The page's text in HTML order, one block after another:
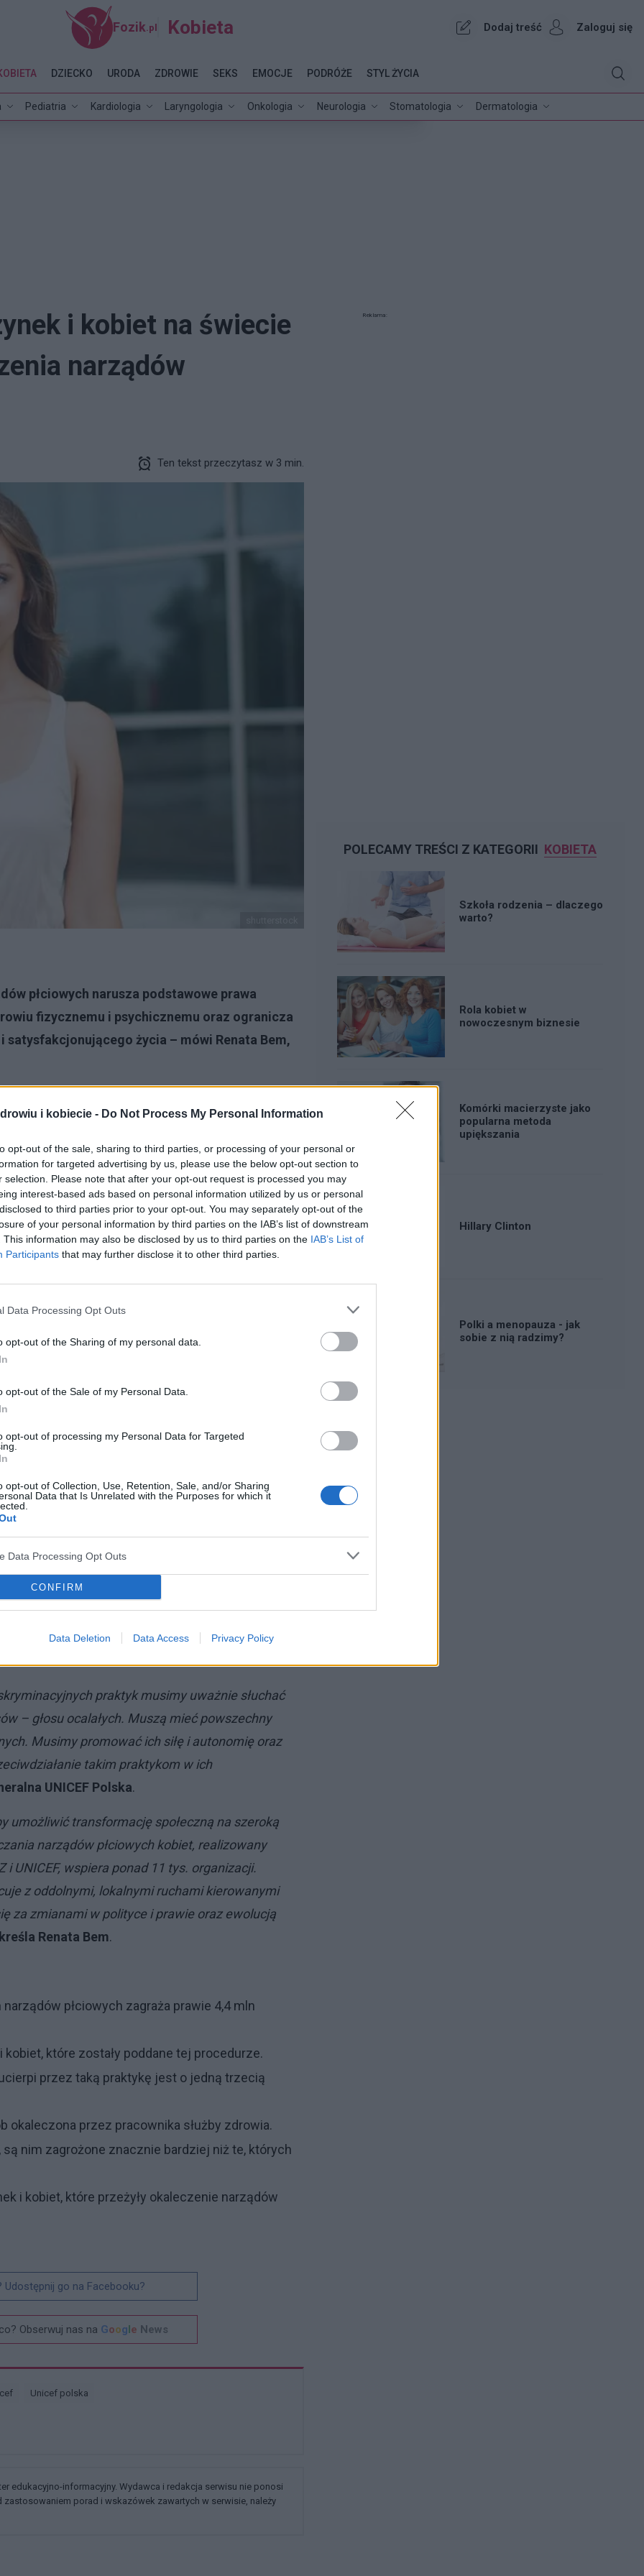
i kobiecie - Do Not Process My Personal Information
opt-out of the sale, sharing to third parties, or processing of your personal or
for targeted advertising by us, please use the below opt-out section to
selection. Please note that after your opt-out request is processed you may
interest-based ads based on personal information utilized by us or personal
to third parties prior to your opt-out. You may separately opt-out of the
of your personal information by third parties on the IAB’s list of downstream
This information may also be disclosed by us to third parties on the IAB’s List of
Participants that may further disclose it to other third parties.
Data Processing Opt Outs
opt-out of the Sharing of my personal data.
opt-out of the Sale of my Personal Data.
opt-out of processing my Personal Data for Targeted
opt-out of Collection, Use, Retention, Sale, and/or Sharing
Data that Is Unrelated with the Purposes for which it
Data Processing Opt Outs
CONFIRM
Data Deletion Data Access Privacy Policy
Fozik .pl Kobieta Dodaj treść Zaloguj się
Pediatria Kardiologia Laryngologia Onkologia Neurologia Stomatologia Dermatologia
DZIECKO URODA ZDROWIE SEKS EMOCJE PODRÓŻE STYL ŻYCIA
i kobiet na świecie
narządów
Ten tekst przeczytasz w 3 min.
płciowych narusza podstawowe prawa
fizycznemu i psychicznemu oraz ogranicza
satysfakcjonującego życia – mówi Renata Bem,
i kobiet zostało poddanych okaleczeniu
sposób zagrożonych będzie kolejne 4,4 mln, co
dnia.
i UNICEF oraz OHCHR, UN Women i WHO
które doświadczyły szkodliwej
powinny stanowić wezwanie do działania.
wpływ na własne życie, przyczynia się do
naruszaniu ich praw.
nie tylko niespotykaną skalę bólu i cierpienia
są narażone także na problemy dotyczące
mogą także doświadczać komplikacji
Renata Bem.
tej praktyki. Zagraża ona dziewczynkom
zmiany muszą przebiegać co najmniej
osiągnęli globalny cel całkowitej eliminacji tego
praktyk musimy uważnie słuchać
– głosu ocalałych. Muszą mieć powszechny
Musimy promować ich siłę i autonomię oraz
takim praktykom w ich
UNICEF Polska.
umożliwić transformację społeczną na szeroką
narządów płciowych kobiet, realizowany
UNICEF, wspiera ponad 11 tys. organizacji.
z oddolnymi, lokalnymi ruchami kierowanymi
za zmianami w polityce i prawie oraz ewolucją
Renata Bem.
płciowych zagraża prawie 4,4 mln
które zostały poddane tej procedurze.
przez taką praktykę jest o jedną trzecią
okaleczona przez pracownika służby zdrowia.
nim zagrożone znacznie bardziej niż te, których
i kobiet, które przeżyły okaleczenie narządów
Udostępnij go na Facebooku?
Obserwuj nas na Google News
Unicef polska
edukacyjno-informacyjny. Wydawca i redakcja serwisu nie ponosi
porad i wskazówek zawartych w serwisie, należy
Reklama:
POLECAMY TREŚCI Z KATEGORII KOBIETA
Szkoła rodzenia – dlaczego
warto?
Rola kobiet w
nowoczesnym biznesie
Komórki macierzyste jako
popularna metoda
upiększania
Hillary Clinton
Polki a menopauza - jak
sobie z nią radzimy?
Reklama: